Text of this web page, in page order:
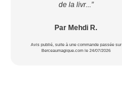
de la livr...”
Par Mehdi R.
Avis publié, suite à une commande passée sur
Berceaumagique.com le 24/07/2026